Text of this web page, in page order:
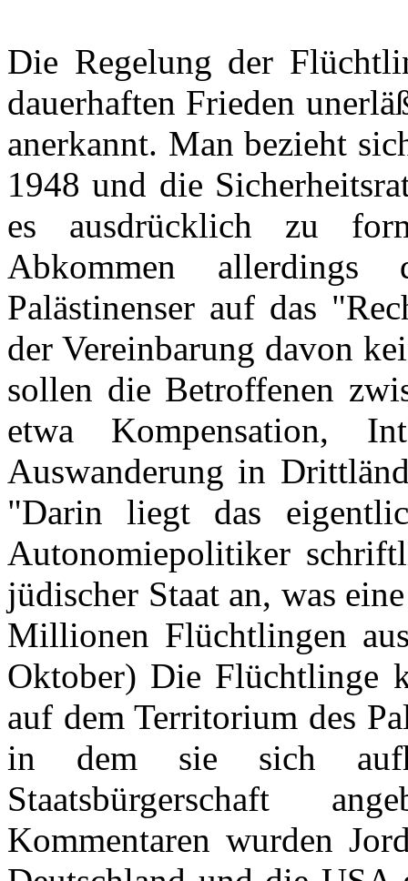
Die Regelung der
dauerhaften Frieden
anerkannt. Man bezieht
1948 und die
es ausdrücklich zu
Abkommen
Palästinenser auf das
der Vereinbarung davon
sollen die Betroffenen
etwa Kompensation,
Auswanderung in
"Darin liegt das
Autonomiepolitiker
jüdischer Staat an, was
Millionen Flüchtlingen
Oktober) Die Flüchtlinge
auf dem Territorium des
in dem sie sich
Staatsbürgerschaft
Kommentaren wurden